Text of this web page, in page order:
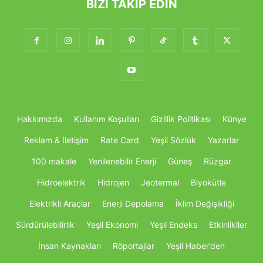
BIZI TAKIP EDIN
Hakkımızda Kullanım Koşulları Gizlilik Politikası Künye
Reklam & İletişim Rate Card Yeşil Sözlük Yazarlar
100 makale Yenilenebilir Enerji Güneş Rüzgar
Hidroelektrik Hidrojen Jeotermal Biyokütle
Elektrikli Araçlar Enerji Depolama İklim Değişikliği
Sürdürülebilirlik Yeşil Ekonomi Yeşil Endeks Etkinlikller
İnsan Kaynakları Röportajlar Yeşil Haber’den